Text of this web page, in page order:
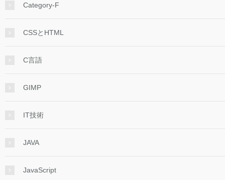
Category-F
CSSとHTML
C言語
GIMP
IT技術
JAVA
JavaScript